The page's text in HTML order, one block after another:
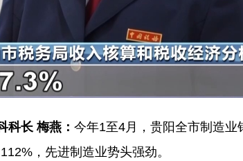
科长 梅燕： 今年1至4月，贵阳全市制造
，先进制造业势头强劲。